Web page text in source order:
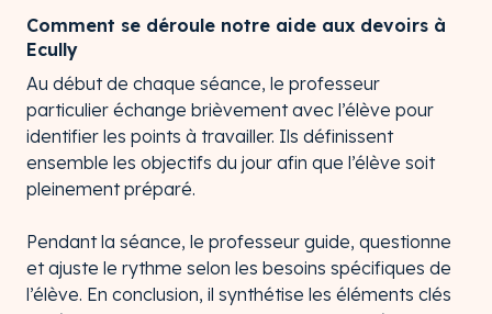
Comment se déroule notre aide aux devoirs à
Ecully
Au début de chaque séance, le professeur
particulier échange brièvement avec l’élève pour
identifier les points à travailler. Ils définissent
ensemble les objectifs du jour afin que l’élève soit
pleinement préparé.
Pendant la séance, le professeur guide, questionne
et ajuste le rythme selon les besoins spécifiques de
l’élève. En conclusion, il synthétise les éléments clés